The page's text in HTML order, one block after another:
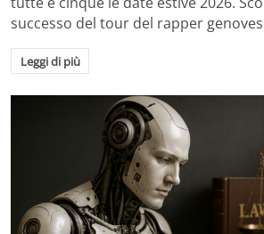
successo del tour del rapper
Leggi di più